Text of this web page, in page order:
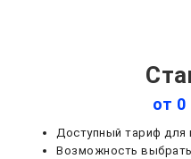
от 0
Доступный тариф для
Возможность